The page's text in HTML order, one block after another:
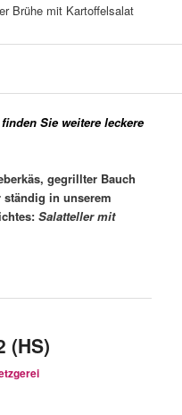
Brühe mit Kartoffelsalat
Sie weitere leckere
gegrillter Bauch
ständig inunserem
Salatteller mit
(HS)